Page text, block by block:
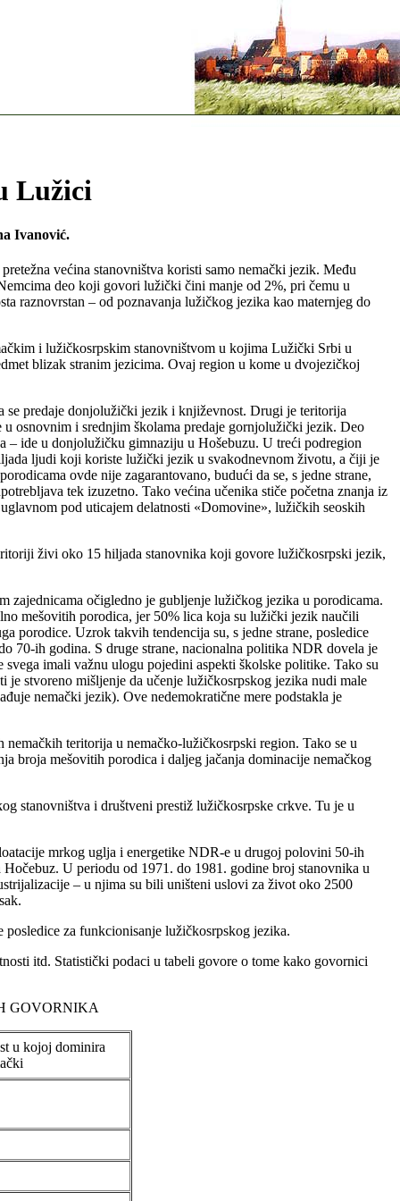
Lužici
Ivanović.
većina stanovništva koristi samo nemački jezik. Među
deo koji govori lužički čini manje od 2%, pri čemu u
raznovrstan – od poznavanja lužičkog jezika kao maternjeg do
i lužičkosrpskim stanovništvom u kojima Lužički Srbi u
blizak stranim jezicima. Ovaj region u kome u dvojezičkoj
predaje donjolužički jezik i književnost. Drugi je teritorija
osnovnim i srednjim školama predaje gornjolužički jezik. Deo
ide u donjolužičku gimnaziju u Hošebuzu. U treći podregion
ljudi koji koriste lužički jezik u svakodnevnom životu, a čiji je
ovde nije zagarantovano, budući da se, s jedne strane,
tek izuzetno. Tako većina učenika stiče početna znanja iz
pod uticajem delatnosti «Domovine», lužičkih seoskih
živi oko 15 hiljada stanovnika koji govore lužičkosrpski jezik,
zajednicama očigledno je gubljenje lužičkog jezika u porodicama.
mešovitih porodica, jer 50% lica koja su lužički jezik naučili
porodice. Uzrok takvih tendencija su, s jedne strane, posledice
70-ih godina. S druge strane, nacionalna politika NDR dovela je
imali važnu ulogu pojedini aspekti školske politike. Tako su
stvoreno mišljenje da učenje lužičkosrpskog jezika nudi male
nemački jezik). Ove nedemokratične mere podstakla je
teritorija u nemačko-lužičkosrpski region. Tako se u
broja mešovitih porodica i daljeg jačanja dominacije nemačkog
stanovništva i društveni prestiž lužičkosrpske crkve. Tu je u
mrkog uglja i energetike NDR-e u drugoj polovini 50-ih
U periodu od 1971. do 1981. godine broj stanovnika u
– u njima su bili uništeni uslovi za život oko 2500
za funkcionisanje lužičkosrpskog jezika.
itd. Statistički podaci u tabeli govore o tome kako govornici
GOVORNIKA
u kojoj dominira